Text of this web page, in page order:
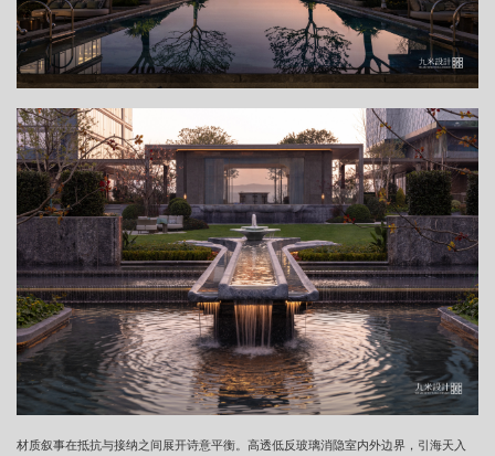
材质叙事在抵抗与接纳之间展开诗意平衡。高透低反玻璃消隐室内外边界，引海天入